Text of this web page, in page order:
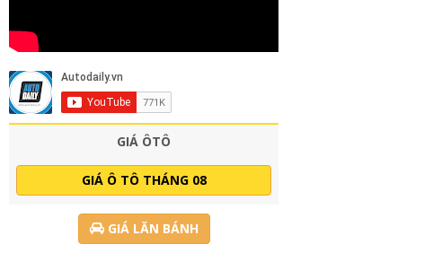
GIÁ ÔTÔ
GIÁ Ô TÔ THÁNG 08
GIÁ LĂN BÁNH